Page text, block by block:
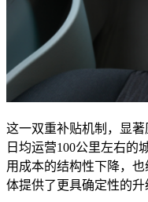
这一双重补贴机制，显
日均运营100公里左右的
用成本的结构性下降，
体提供了更具确定性的升